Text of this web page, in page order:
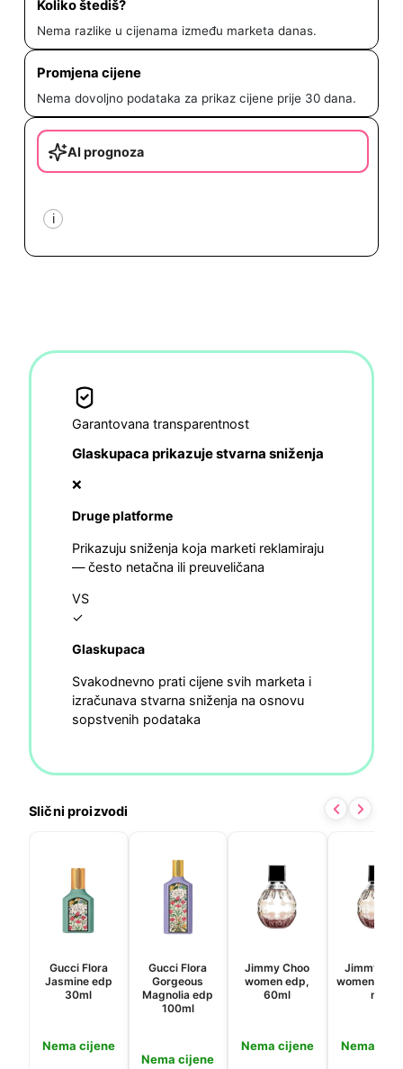
Koliko štediš?
Nema razlike u cijenama između marketa danas.
Promjena cijene
Nema dovoljno podataka za prikaz cijene prije 30 dana.
AI prognoza
i
Garantovana transparentnost
Glaskupaca prikazuje stvarna sniženja
❌
Druge platforme
Prikazuju sniženja koja marketi reklamiraju
— često netačna ili preuveličana
VS
✓
Glaskupaca
Svakodnevno prati cijene svih marketa i
izračunava stvarna sniženja na osnovu
sopstvenih podataka
Slični proizvodi
Gucci Flora
Jasmine edp
30ml
Nema cijene
Gucci Flora
Gorgeous
Magnolia edp
100ml
Nema cijene
Jimmy Choo
women edp,
60ml
Nema cijene
Jimmy
women
ml
Nema